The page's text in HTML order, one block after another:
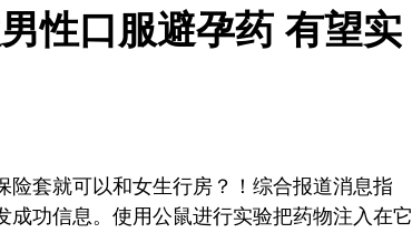
性口服避孕药 有望实
套就可以和女生行房？！综合报道消息指
功信息。使用公鼠进行实验把药物注入在它